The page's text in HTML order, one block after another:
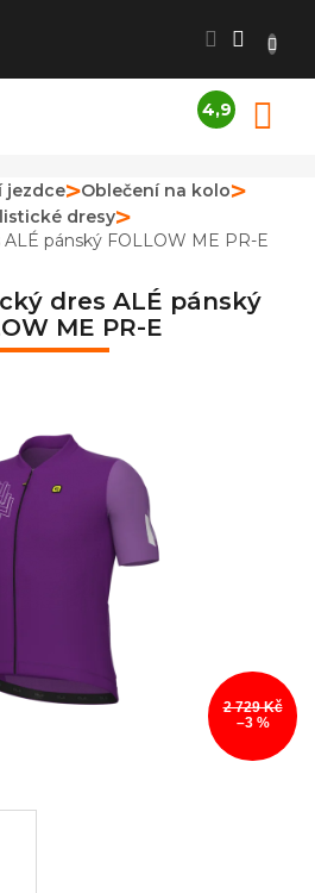
4,9
obchodu
je
z
jezdce
Oblečení na kolo
dresy
pánský FOLLOW ME PR-E
dres ALÉ pánský
ME PR-E
2 729 Kč
–3 %